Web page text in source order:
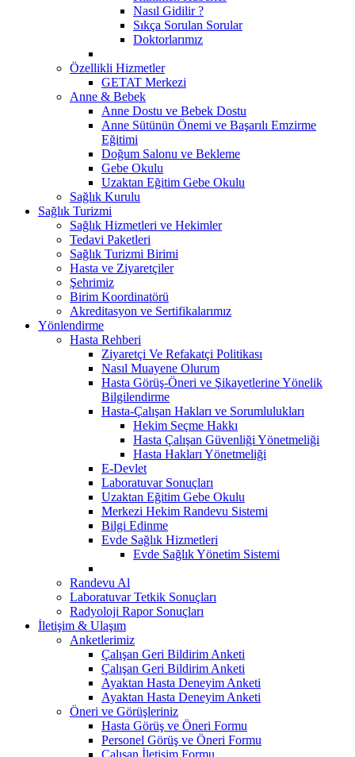
Nasıl Gidilir ?
Sıkça Sorulan Sorular
Doktorlarımız
Özellikli Hizmetler
GETAT Merkezi
Anne & Bebek
Anne Dostu ve Bebek Dostu
Anne Sütünün Önemi ve Başarılı Emzirme
Eğitimi
Doğum Salonu ve Bekleme
Gebe Okulu
Uzaktan Eğitim Gebe Okulu
Sağlık Kurulu
Sağlık Turizmi
Sağlık Hizmetleri ve Hekimler
Tedavi Paketleri
Sağlık Turizmi Birimi
Hasta ve Ziyaretçiler
Şehrimiz
Birim Koordinatörü
Akreditasyon ve Sertifikalarımız
Yönlendirme
Hasta Rehberi
Ziyaretçi Ve Refakatçi Politikası
Nasıl Muayene Olurum
Hasta Görüş-Öneri ve Şikayetlerine Yönelik
Bilgilendirme
Hasta-Çalışan Hakları ve Sorumlulukları
Hekim Seçme Hakkı
Hasta Çalışan Güvenliği Yönetmeliği
Hasta Hakları Yönetmeliği
E-Devlet
Laboratuvar Sonuçları
Uzaktan Eğitim Gebe Okulu
Merkezi Hekim Randevu Sistemi
Bilgi Edinme
Evde Sağlık Hizmetleri
Evde Sağlık Yönetim Sistemi
Randevu Al
Laboratuvar Tetkik Sonuçları
Radyoloji Rapor Sonuçları
İletişim & Ulaşım
Anketlerimiz
Çalışan Geri Bildirim Anketi
Çalışan Geri Bildirim Anketi
Ayaktan Hasta Deneyim Anketi
Ayaktan Hasta Deneyim Anketi
Öneri ve Görüşleriniz
Hasta Görüş ve Öneri Formu
Personel Görüş ve Öneri Formu
Çalışan İletişim Formu